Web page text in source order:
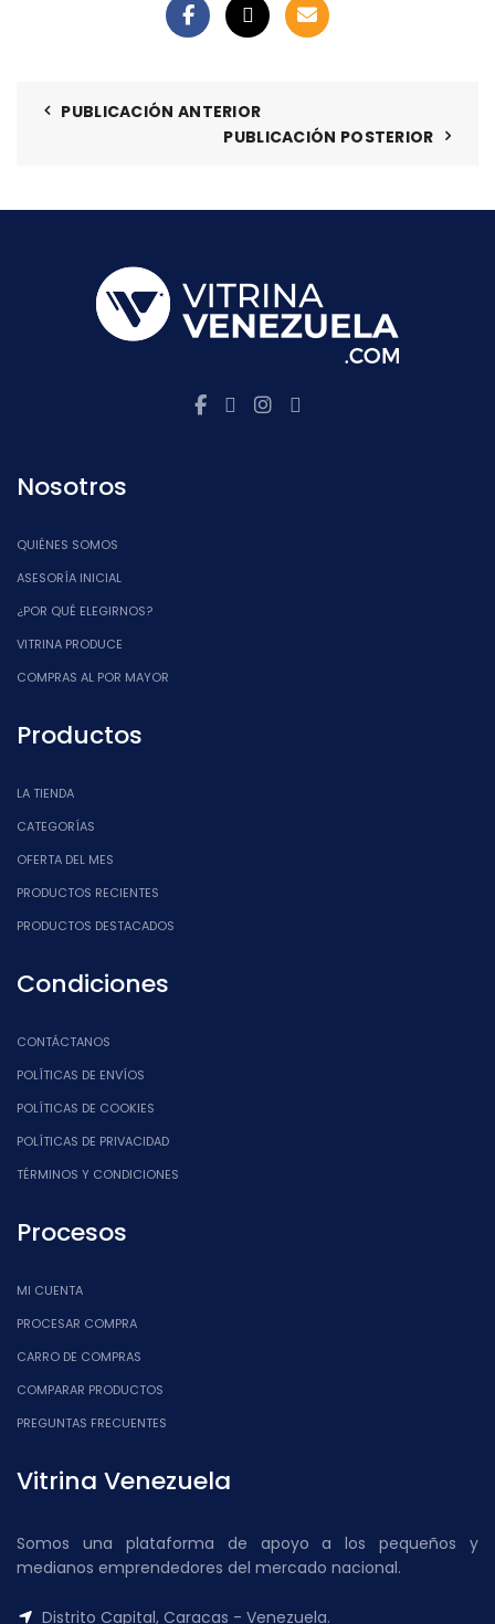
PUBLICACIÓN ANTERIOR
PUBLICACIÓN POSTERIOR
Nosotros
QUIÉNES SOMOS
ASESORÍA INICIAL
¿POR QUÉ ELEGIRNOS?
VITRINA PRODUCE
COMPRAS AL POR MAYOR
Productos
LA TIENDA
CATEGORÍAS
OFERTA DEL MES
PRODUCTOS RECIENTES
PRODUCTOS DESTACADOS
Condiciones
CONTÁCTANOS
POLÍTICAS DE ENVÍOS
POLÍTICAS DE COOKIES
POLÍTICAS DE PRIVACIDAD
TÉRMINOS Y CONDICIONES
Procesos
MI CUENTA
PROCESAR COMPRA
CARRO DE COMPRAS
COMPARAR PRODUCTOS
PREGUNTAS FRECUENTES
Vitrina Venezuela
Somos una plataforma de apoyo a los pequeños y
medianos emprendedores del mercado nacional.
Distrito Capital, Caracas - Venezuela.